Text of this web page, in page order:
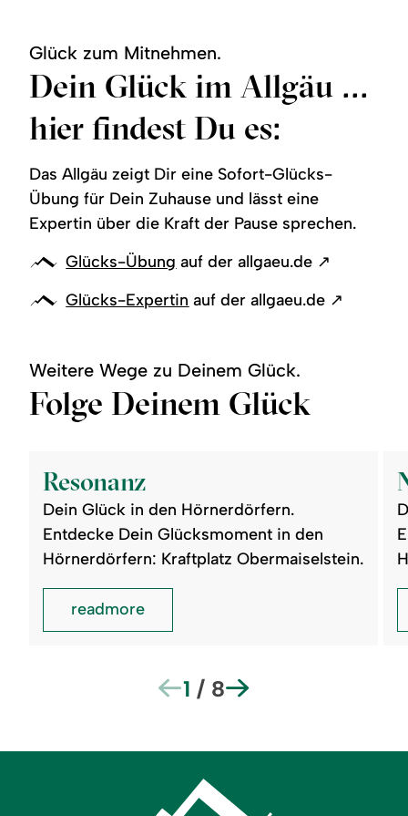
Glück zum Mitnehmen.
Dein Glück im Allgäu ...
hier findest Du es:
Das Allgäu zeigt Dir eine Sofort-Glücks-
Übung für Dein Zuhause und lässt eine
Expertin über die Kraft der Pause sprechen.
Glücks-Übung auf der allgaeu.de ↗
Glücks-Expertin auf der allgaeu.de ↗
Weitere Wege zu Deinem Glück.
Folge Deinem Glück
Resonanz
Dein Glück in den Hörnerdörfern.
Entdecke Dein Glücksmoment in den
Hörnerdörfern: Kraftplatz Obermaiselstein.
Resonanz
readmore
1 / 8